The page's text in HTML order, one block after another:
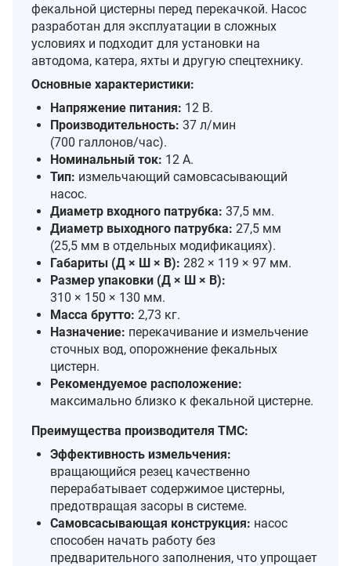
фекальной цистерны перед перекачкой. Насос
разработан для эксплуатации в сложных
условиях и подходит для установки на
автодома, катера, яхты и другую спецтехнику.
Основные характеристики:
Напряжение питания: 12 В.
Производительность: 37 л/мин
(700 галлонов/час).
Номинальный ток: 12 А.
Тип: измельчающий самовсасывающий
насос.
Диаметр входного патрубка: 37,5 мм.
Диаметр выходного патрубка: 27,5 мм
(25,5 мм в отдельных модификациях).
Габариты (Д × Ш × В): 282 × 119 × 97 мм.
Размер упаковки (Д × Ш × В):
310 × 150 × 130 мм.
Масса брутто: 2,73 кг.
Назначение: перекачивание и измельчение
сточных вод, опорожнение фекальных
цистерн.
Рекомендуемое расположение:
максимально близко к фекальной цистерне.
Преимущества производителя TMC:
Эффективность измельчения:
вращающийся резец качественно
перерабатывает содержимое цистерны,
предотвращая засоры в системе.
Самовсасывающая конструкция: насос
способен начать работу без
предварительного заполнения, что упрощает